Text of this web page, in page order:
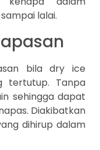
lalai.
bila dry ice
tertutup. Tanpa
sehingga dapat
Diakibatkan
dihirup dalam